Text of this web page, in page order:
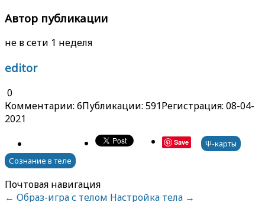
Автор публикации
не в сети 1 неделя
editor
0
Комментарии: 6Публикации: 591Регистрация: 08-04-
2021
Save
Ψ-карты
Сознание в теле
Почтовая навигация
← Образ-игра с телом Настройка тела →